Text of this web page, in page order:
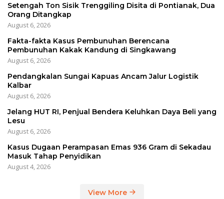
Setengah Ton Sisik Trenggiling Disita di Pontianak, Dua
Orang Ditangkap
August 6, 2026
Fakta-fakta Kasus Pembunuhan Berencana
Pembunuhan Kakak Kandung di Singkawang
August 6, 2026
Pendangkalan Sungai Kapuas Ancam Jalur Logistik
Kalbar
August 6, 2026
Jelang HUT RI, Penjual Bendera Keluhkan Daya Beli yang
Lesu
August 6, 2026
Kasus Dugaan Perampasan Emas 936 Gram di Sekadau
Masuk Tahap Penyidikan
August 4, 2026
View More